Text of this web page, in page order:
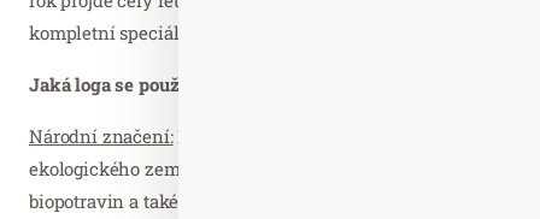
kompletní speciální kontrolou.
Jaká loga se používají k označení biopotravin?
Národní značení:Logo biozebry s nápisem „Produkt
ekologického zemědělství“ se využívá jako známka
biopotravin a také všech bioproduktů vyprodukovaných v